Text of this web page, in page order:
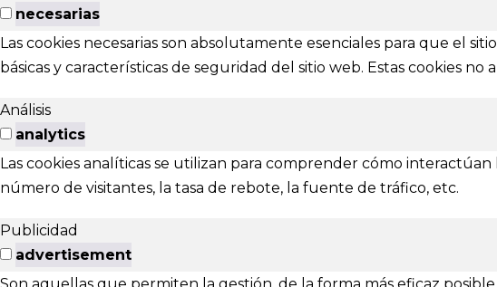
Ponferrada Ávila
necesarias
Las cookies necesarias son absolutamente esenciales para que el
básicas y características de seguridad del sitio web. Estas cookies
Análisis
analytics
Las cookies analíticas se utilizan para comprender cómo
número de visitantes, la tasa de rebote, la fuente de tráfico, etc.
Publicidad
advertisement